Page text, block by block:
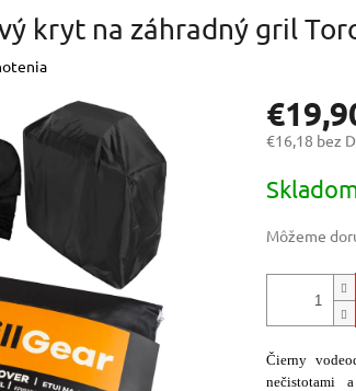
kryt na záhradný gril
€16,18 bez
cena:
Môžeme
Čierny
nečistotami